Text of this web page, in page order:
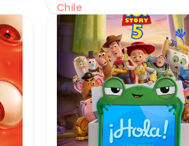
Chile